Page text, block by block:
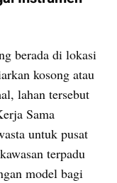
berada di lokasi
kosong atau
lahan tersebut
Sama
untuk pusat
terpadu
model bagi